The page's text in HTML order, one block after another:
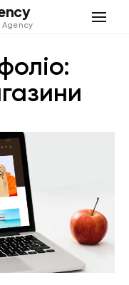
Agency